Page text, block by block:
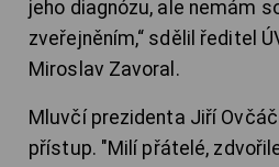
jeho diagnózu, ale nemám
zveřejněním,“ sdělil ředitel
Miroslav Zavoral.
Mluvčí prezidenta Jiří
přístup. "Milí přátelé,